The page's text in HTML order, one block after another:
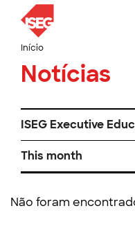
Início
Notícias
ISEG Executive
This month
Não foram